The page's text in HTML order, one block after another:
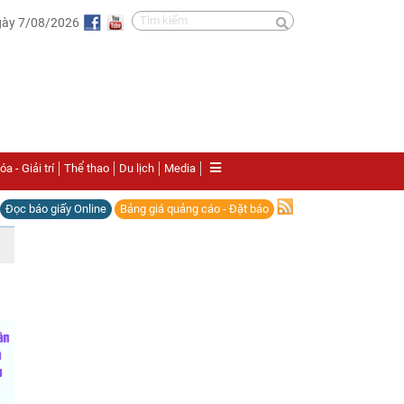
7/08/2026
- Giải trí Thể thao Du lịch Media
Đọc báo giấy Online Bảng giá quảng cáo - Đặt báo